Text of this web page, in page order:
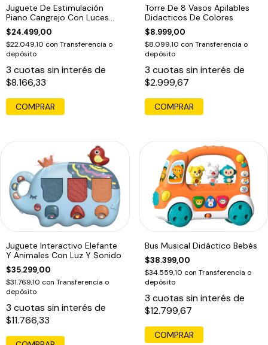
Juguete De Estimulación
Piano Cangrejo Con Luces
Para Bebé
$24.499,00
$22.049,10 con Transferencia o
depósito
3 cuotas sin interés de
$8.166,33
Torre De 8 Vasos Apilables
Didacticos De Colores
$8.999,00
$8.099,10 con Transferencia o
depósito
3 cuotas sin interés de
$2.999,67
COMPRAR
Juguete Interactivo Elefante
Y Animales Con Luz Y Sonido
$35.299,00
$31.769,10 con Transferencia o
depósito
3 cuotas sin interés de
$11.766,33
Bus Musical Didáctico Bebés
$38.399,00
$34.559,10 con Transferencia o
depósito
3 cuotas sin interés de
$12.799,67